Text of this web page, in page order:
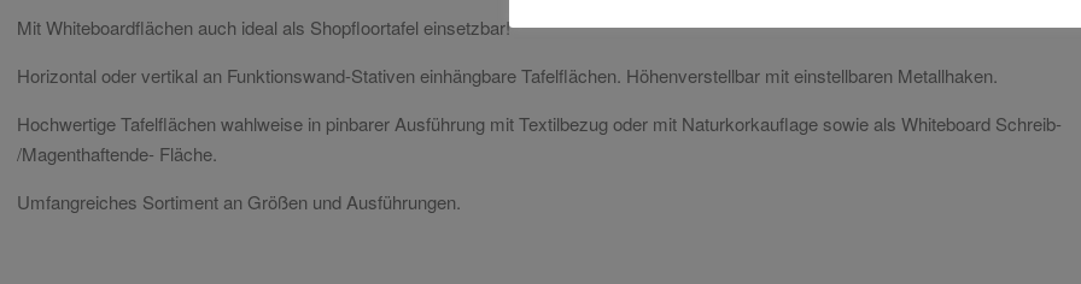
Mit Whiteboardflächen auch ideal als Shopfloortafel einsetzbar!
Horizontal oder vertikal an Funktionswand-Stativen einhängbare Tafelflächen. Höhenverstellbar mit einstellbaren Metallhaken.
Hochwertige Tafelflächen wahlweise in pinbarer Ausführung mit Textilbezug oder mit Naturkorkauflage sowie als Whiteboard Schreib-
/Magenthaftende- Fläche.
Umfangreiches Sortiment an Größen und Ausführungen.